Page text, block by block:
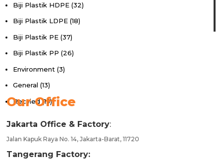
Biji Plastik HDPE (32)
Biji Plastik LDPE (18)
Biji Plastik PE (37)
Biji Plastik PP (26)
Environment (3)
General (13)
Recyled(13)
Our Office
Jakarta Office & Factory:
Jalan Kapuk Raya No. 14, Jakarta-Barat, 11720
Tangerang Factory: